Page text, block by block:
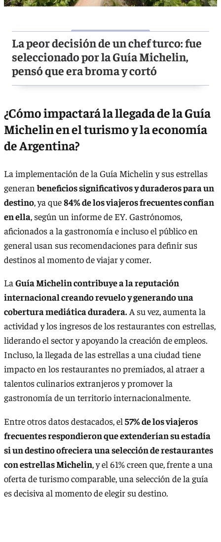
La peor decisión de un chef turco: fue
seleccionado por la Guía Michelin,
pensó que era broma y cortó
¿Cómo impactará la llegada de la Guía
Michelin en el turismo y la economía
de Argentina?
La implementación de la Guía Michelin y sus estrellas
generanbeneficios significativos y duraderos para un
destino, ya que84% de los viajeros frecuentes confían
en ella, según un informe de EY. Gastrónomos,
aficionados a la gastronomía e incluso el público en
general usan sus recomendaciones para definir sus
destinos al momento de viajar y comer.
La Guía Michelin contribuye a la reputación
internacional creando revuelo y generando una
cobertura mediática duradera. A su vez, aumenta la
actividad y los ingresos de los restaurantes con estrellas,
liderando el sector y apoyando la creación de empleos.
Incluso, la llegada de las estrellas a una ciudad tiene
impacto en los restaurantes no premiados, al atraer a
talentos culinarios extranjeros y promover la
gastronomía de un territorio internacionalmente.
Entre otros datos destacados, el 57% de los viajeros
frecuentes respondieron que extenderían su estadía
si un destino ofreciera una selección de restaurantes
con estrellas Michelin, y el 61% creen que, frente a una
oferta de turismo comparable, una selección de la guía
es decisiva al momento de elegir su destino.